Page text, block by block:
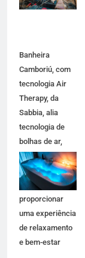
Banheira
Camboriú, com
tecnologia Air
Therapy, da
Sabbia, alia
tecnologia de
bolhas de ar,
iluminação em
LED e design
premium para
proporcionar
uma experiência
de relaxamento
e bem-estar